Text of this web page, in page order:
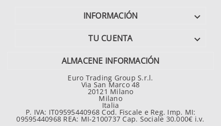
INFORMACIÓN 
TU CUENTA 
ALMACENE INFORMACIÓN
Euro Trading Group S.r.l.
Via San Marco 48
20121 Milano
Milano
Italia
P. IVA: IT09595440968 Cod. Fiscale e Reg. Imp. MI:
09595440968 REA: MI-2100737 Cap. Sociale 30.000€ i.v.